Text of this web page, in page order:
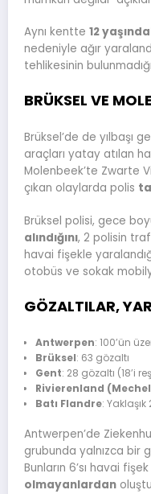
Aynı kentte 12
nedeniyle ağır
tehlikesinin
BRÜKSEL VE
Brüksel’de de yılbaşı
araçları yatay atılan
Molenbeek’te Zwarte
çıkan olaylarda polis
Brüksel polisi, gece
alındığını, 2 polisin
havai fişekle
otobüs ve sokak
GÖZALTILAR,
Antwerpen: 100’ün
Brüksel: 63 gözaltı
Gent: 28 gözaltı (18’i
Rivierenland
Batı Flandre: Yaklaşık
Antwerpen’de
grubunda yalnızca bir
Bunların 6’sı havai
olmayanlardan